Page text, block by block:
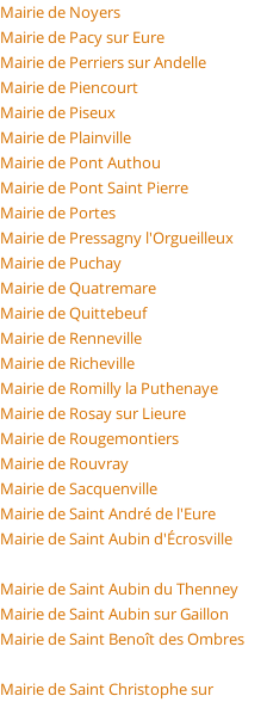
Mairie de Noyers
Mairie de Pacy sur Eure
Mairie de Perriers sur Andelle
Mairie de Piencourt
Mairie de Piseux
Mairie de Plainville
Mairie de Pont Authou
Mairie de Pont Saint Pierre
Mairie de Portes
Mairie de Pressagny l'Orgueilleux
Mairie de Puchay
Mairie de Quatremare
Mairie de Quittebeuf
Mairie de Renneville
Mairie de Richeville
Mairie de Romilly la Puthenaye
Mairie de Rosay sur Lieure
Mairie de Rougemontiers
Mairie de Rouvray
Mairie de Sacquenville
Mairie de Saint André de l'Eure
Mairie de Saint Aubin d'Écrosville
Mairie de Saint Aubin du Thenney
Mairie de Saint Aubin sur Gaillon
Mairie de Saint Benoît des Ombres
Mairie de Saint Christophe sur